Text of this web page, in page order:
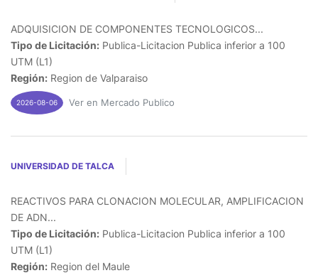
ADQUISICION DE COMPONENTES TECNOLOGICOS...
Tipo de Licitación: Publica-Licitacion Publica inferior a 100
UTM (L1)
Región: Region de Valparaiso
2026-08-06 Ver en Mercado Publico
UNIVERSIDAD DE TALCA
REACTIVOS PARA CLONACION MOLECULAR, AMPLIFICACION
DE ADN...
Tipo de Licitación: Publica-Licitacion Publica inferior a 100
UTM (L1)
Región: Region del Maule